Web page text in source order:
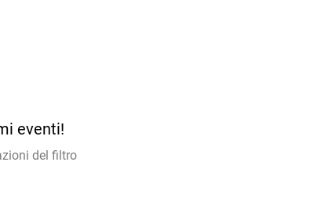
eventi!
del filtro